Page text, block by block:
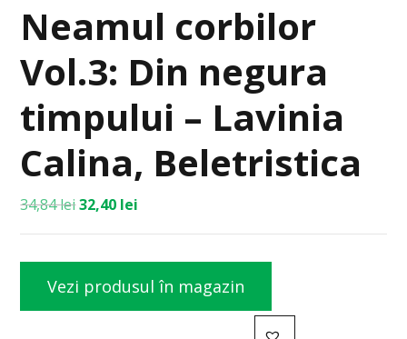
Neamul corbilor
Vol.3: Din negura
timpului – Lavinia
Calina, Beletristica
34,84lei32,40 lei
Vezi produsul în magazin